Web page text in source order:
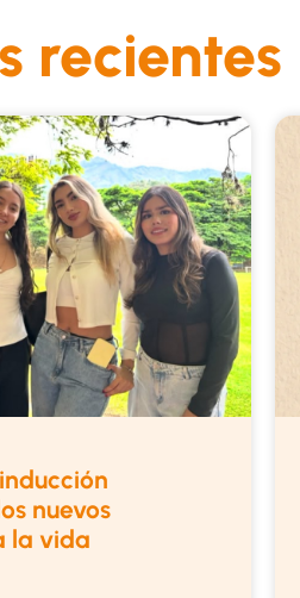
recientes
nuevos
la vida